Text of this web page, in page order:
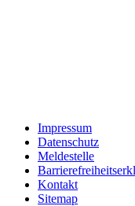
Impressum
Datenschutz
Meldestelle
Kontakt
Sitemap